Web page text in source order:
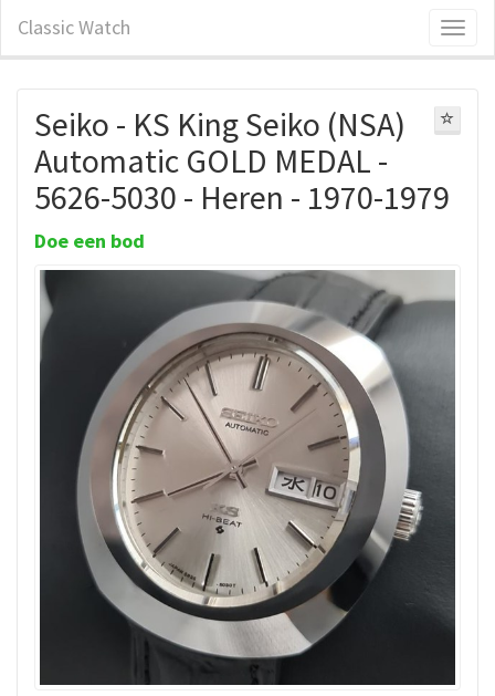
Classic Watch
Seiko - KS King Seiko (NSA)
Automatic GOLD MEDAL -
5626-5030 - Heren - 1970-1979
Doe een bod